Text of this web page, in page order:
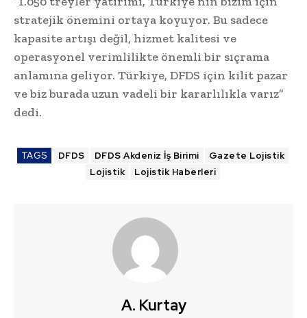
stratejik önemini ortaya koyuyor. Bu sadece
kapasite artışı değil, hizmet kalitesi ve
operasyonel verimlilikte önemli bir sıçrama
anlamına geliyor. Türkiye, DFDS için kilit pazar
ve biz burada uzun vadeli bir kararlılıkla varız”
dedi.
TAGS DFDS DFDS Akdeniz İş Birimi
Gazete Lojistik
Lojistik
Lojistik Haberleri
A. Kurtay